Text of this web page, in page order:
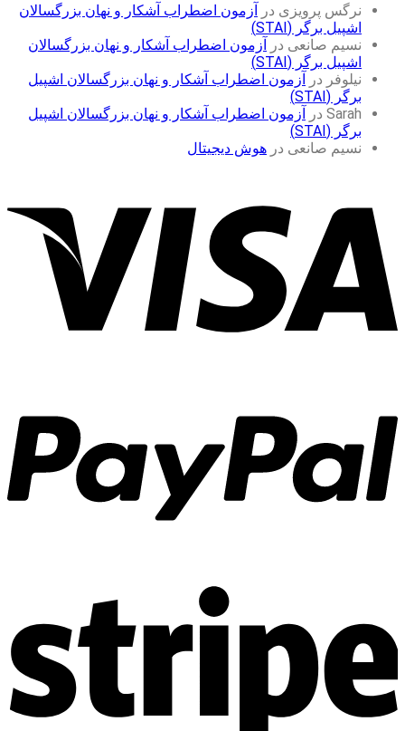
نرگس پرویزی در آزمون اضطراب آشکار و نهان بزرگسالان
اشپیل برگر (STAI)
نسیم صانعی در آزمون اضطراب آشکار و نهان بزرگسالان
اشپیل برگر (STAI)
نیلوفر در آزمون اضطراب آشکار و نهان بزرگسالان اشپیل
برگر (STAI)
Sarah در آزمون اضطراب آشکار و نهان بزرگسالان اشپیل
برگر (STAI)
نسیم صانعی در هوش دیجیتال